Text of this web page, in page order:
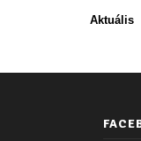
Aktuális